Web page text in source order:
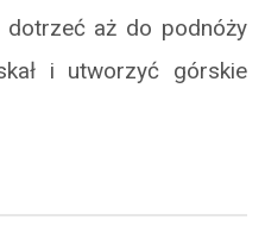
aż do podnóży
i utworzyć górskie